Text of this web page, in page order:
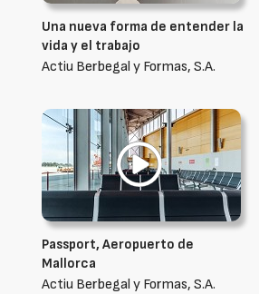
Una nueva forma de entender la
vida y el trabajo
Actiu Berbegal y Formas, S.A.
Passport, Aeropuerto de
Mallorca
Actiu Berbegal y Formas, S.A.